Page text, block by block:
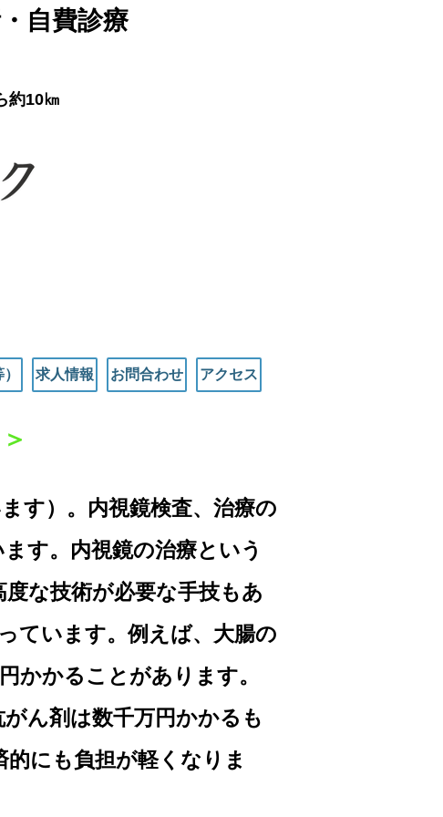
自費診療
約10㎞
求人情報 お問合わせ アクセス
ます）。内視鏡検査、治療の
す。内視鏡の治療という
な技術が必要な手技もあ
ています。例えば、大腸の
かかることがあります。
ん剤は数千万円かかるも
にも負担が軽くなりま